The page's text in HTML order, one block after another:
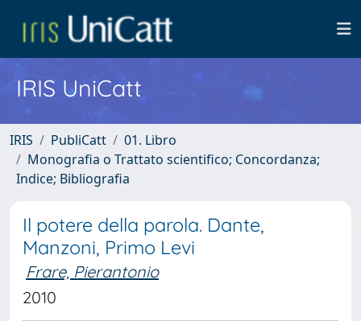
IRIS UniCatt
IRIS PubliCatt
01. Libro
Monografia o Trattato scientifico; Concordanza;
Indice; Bibliografia
Il potere della parola. Dante,
Manzoni, Primo Levi
Frare, Pierantonio
2010